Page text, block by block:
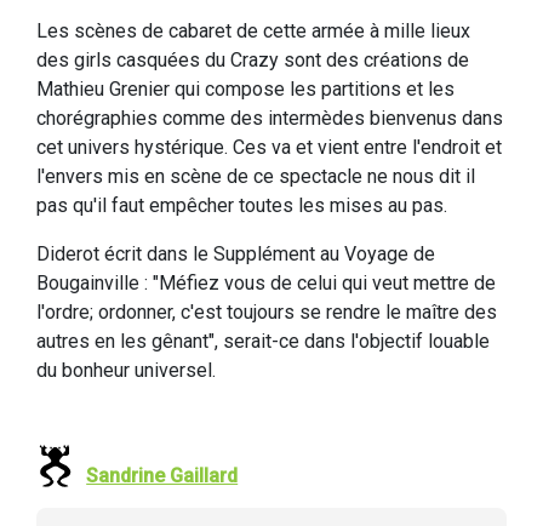
Les scènes de cabaret de cette armée à mille lieux
des girls casquées du Crazy sont des créations de
Mathieu Grenier qui compose les partitions et les
chorégraphies comme des intermèdes bienvenus dans
cet univers hystérique. Ces va et vient entre l'endroit et
l'envers mis en scène de ce spectacle ne nous dit il
pas qu'il faut empêcher toutes les mises au pas.
Diderot écrit dans le Supplément au Voyage de
Bougainville : "Méfiez vous de celui qui veut mettre de
l'ordre; ordonner, c'est toujours se rendre le maître des
autres en les gênant", serait-ce dans l'objectif louable
du bonheur universel.
Sandrine Gaillard